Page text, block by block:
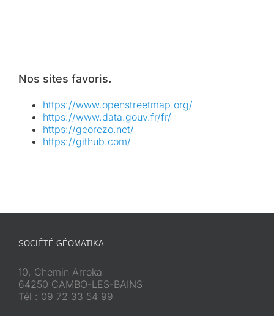
Nos sites favoris.
https://www.openstreetmap.org/
https://www.data.gouv.fr/fr/
https://georezo.net/
https://github.com/
SOCIÉTÉ GÉOMATIKA
10, Chemin Arroka
64250 CAMBO-LES-BAINS
Tél : 09 72 33 54 99